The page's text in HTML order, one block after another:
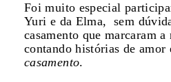
Foi muito especial
Yuri e da Elma, sem
casamento que marcaram
contando histórias de amor
casamento.